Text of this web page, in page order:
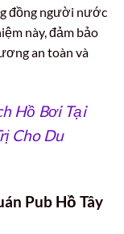
đồng người nước
này, đảm bảo
an toàn và
Hồ Bơi Tại
Cho Du
Pub Hồ Tây